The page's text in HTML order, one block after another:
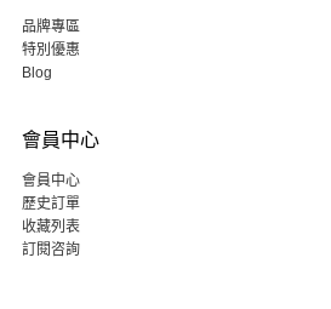
品牌專區
特別優惠
Blog
會員中心
會員中心
歷史訂單
收藏列表
訂閱咨詢